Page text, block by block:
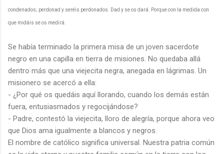
condenados; perdonad y seréis perdonados. Dad y se os dará. Porque con la medida con
que midáis se os medirá.
Se había terminado la primera misa de un joven sacerdote
negro en una capilla en tierra de misiones. No quedaba allá
dentro más que una viejecita negra, anegada en lágrimas. Un
misionero se acercó a ella:
- ¿Por qué os quedáis aquí llorando, cuando los demás están
fuera, entusiasmados y regocijándose?
- Padre, contestó la viejecita, lloro de alegría, porque ahora veo
que Dios ama igualmente a blancos y negros.
El nombre de católico significa universal. Nuestra patria común